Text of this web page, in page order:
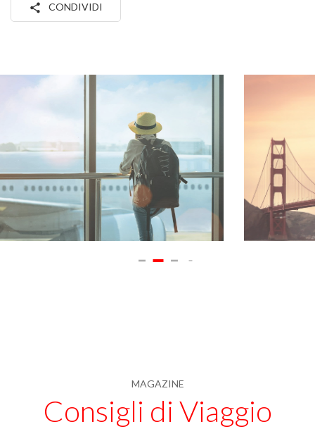
CONDIVIDI
MAGAZINE
Consigli di Viaggio